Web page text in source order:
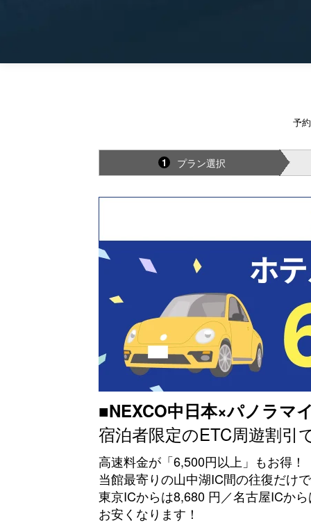
予約
1 プラン選択
■NEXCO中日本×パノラマ
宿泊者限定のETC周遊割引
高速料金が「6,500円以上」もお得！
当館最寄りの山中湖IC間の往復だけ
東京ICからは8,680 円／名古屋ICか
お安くなります！